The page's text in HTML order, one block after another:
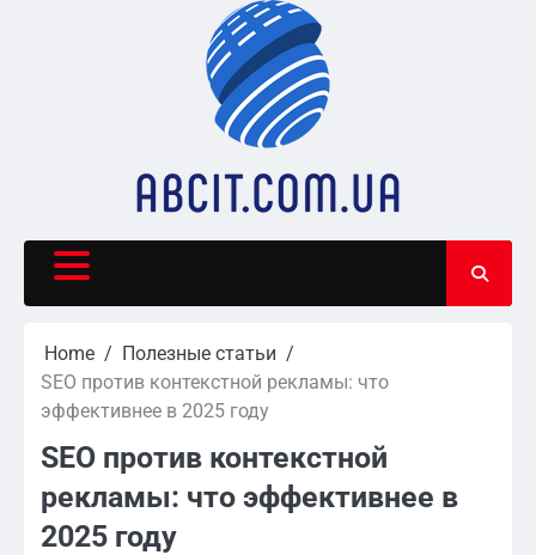
Home
Полезные статьи
SEO против контекстной рекламы: что
эффективнее в 2025 году
SEO против контекстной
рекламы: что эффективнее в
2025 году